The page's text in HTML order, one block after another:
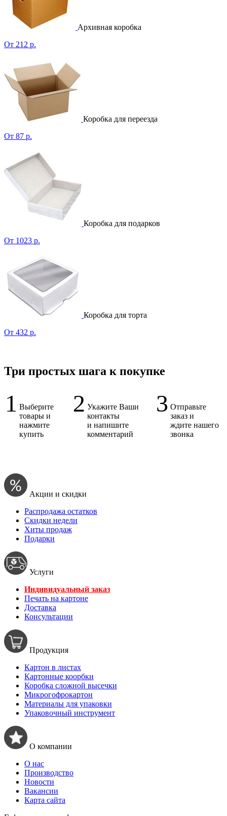
Архивная коробка
От 212 р.
Коробка для переезда
От 87 р.
Коробка для подарков
От 1023 р.
Коробка для торта
От 432 р.
Три простых шага к покупке
1 Выберите
товары и
нажмите
купить
2 Укажите Ваши
контакты
и напишите
комментарий
3 Отправьте
заказ и
ждите нашего
звонка
Акции и скидки
Распродажа остатков
Скидки недели
Хиты продаж
Подарки
Услуги
Индивидуальный заказ
Печать на картоне
Доставка
Консультации
Продукция
Картон в листах
Картонные коорбки
Коробка сложной высечки
Микрогофрокартон
Материалы для упаковки
Упаковочный инструмент
О компании
О нас
Производство
Новости
Вакансии
Карта сайта